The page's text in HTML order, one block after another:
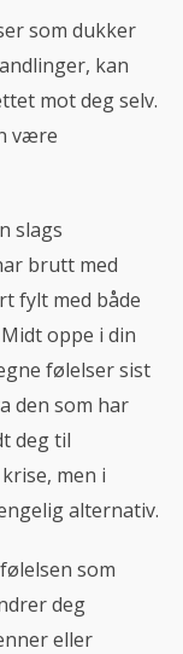
som dukker
kan
mot deg selv.
være
slags
brutt med
fylt med både
oppe i din
følelser sist
den som har
deg til
men i
alternativ.
som
deg
eller